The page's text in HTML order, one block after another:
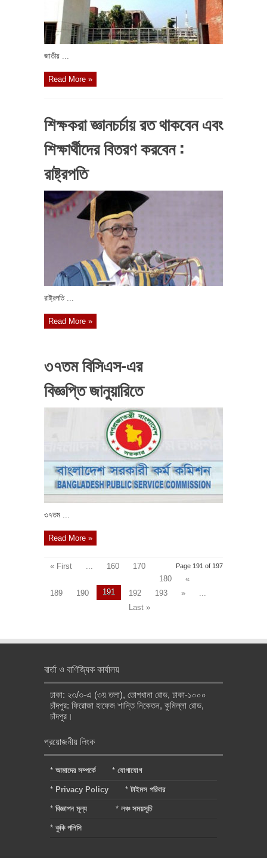
জাতীয় ...
Read More »
শিক্ষকরা জ্ঞানচর্চায় রত থাকবেন এবং
শিক্ষার্থীদের বিতরণ করবেন :
রাষ্ট্রপতি
রাষ্ট্রপতি ...
Read More »
৩৭তম বিসিএস-এর
বিজ্ঞপ্তি জানুয়ারিতে
৩৭তম ...
Read More »
Page 191 of 197
« First 160
170
180
«
189
190 191 192 193 »
Last »
বার্তা ও বাণিজ্যিক কার্যালয়
ঢাকা: ২৩/৩-এ (৩য় তলা), তোপখানা রোড, ঢাকা-১০০০
চাঁদপুর: ফিরোজা হাফেজ শান্তি নিকেতন, কুমিল্লা রোড,
চাঁদপুর।
প্রয়োজনীয় লিংক
* আমাদের সম্পর্কে * যোগাযোগ
* Privacy Policy *টাইমস পরিবার
* বিজ্ঞাপন মূল্য * লঞ্চ সময়সূচি
* কুকি পলিসি